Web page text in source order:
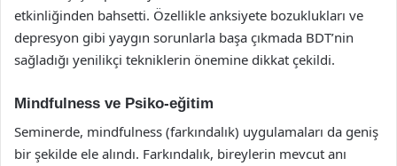
etkinliğinden bahsetti. Özellikle anksiyete bozuklukları ve
depresyon gibi yaygın sorunlarla başa çıkmada BDT’nin
sağladığı yenilikçi tekniklerin önemine dikkat çekildi.
Mindfulness ve Psiko-eğitim
Seminerde, mindfulness (farkındalık) uygulamaları da geniş
bir şekilde ele alındı. Farkındalık, bireylerin mevcut anı